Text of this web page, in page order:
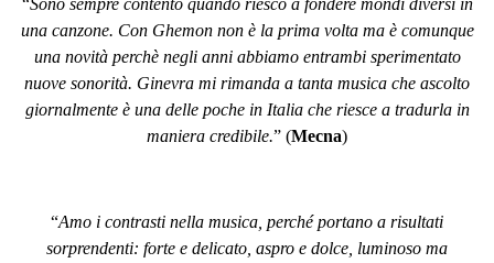
una canzone. Con Ghemon non è la prima volta ma è comunque
una novità perchè negli anni abbiamo entrambi sperimentato
nuove sonorità. Ginevra mi rimanda a tanta musica che ascolto
giornalmente è una delle poche in Italia che riesce a tradurla in
maniera credibile.” (Mecna)
“Amo i contrasti nella musica, perché portano a risultati
sorprendenti: forte e delicato, aspro e dolce, luminoso ma